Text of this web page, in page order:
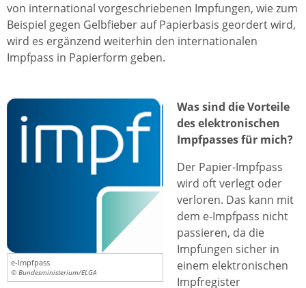
von international vorgeschriebenen Impfungen, wie zum
Beispiel gegen Gelbfieber auf Papierbasis geordert wird,
wird es ergänzend weiterhin den internationalen
Impfpass in Papierform geben.
e-Impfpass
© Bundesministerium/ELGA
Was sind die Vorteile
des elektronischen
Impfpasses für mich?
Der Papier-Impfpass
wird oft verlegt oder
verloren. Das kann mit
dem e-Impfpass nicht
passieren, da die
Impfungen sicher in
einem elektronischen
Impfregister